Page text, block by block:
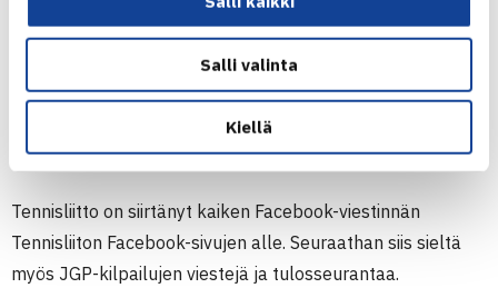
Salli valinta
Kiellä
pisterangaistusjärjestelmän kautta.
FACEBOOK
Tennisliitto on siirtänyt kaiken Facebook-viestinnän
Tennisliiton Facebook-sivujen alle. Seuraathan siis sieltä
myös JGP-kilpailujen viestejä ja tulosseurantaa.